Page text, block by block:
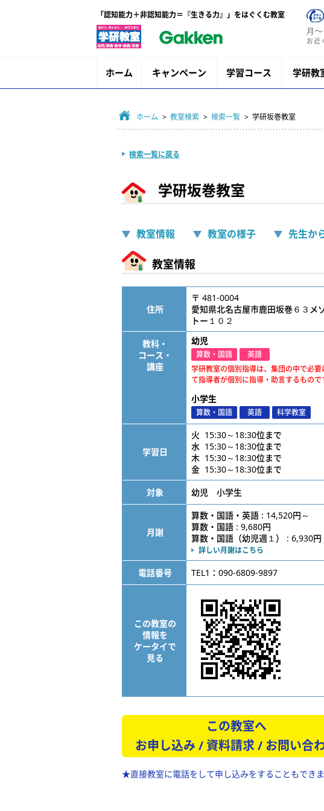
「認知能力＋非認知能力＝『生きる力』」をはぐくむ教室
月
お近
ホーム キャンペーン 学習コース 学研教
ホーム > 教室検索 > 検索一覧 > 学研坂巻教室
検索一覧に戻る
学研坂巻教室
教室情報 教室の様子 先生か
教室情報
住所
〒 481-0004
愛知県北名古屋市鹿田坂巻６３メ
トー１０２
教科・
コース・
講座
幼児
算数・国語
英語
学研教室の個別指導は、集団の中で必要
て指導者が個別に指導・助言するもので
小学生
算数・国語 英語 科学教室
学習日
火 15:30～18:30位まで
水 15:30～18:30位まで
木 15:30～18:30位まで
金 15:30～18:30位まで
対象
幼児 小学生
月謝
算数・国語・英語 : 14,520円～
算数・国語 : 9,680円
算数・国語（幼児週１） : 6,930円
詳しい月謝はこちら
電話番号 TEL1：090-6809-9897
この教室の
情報を
ケータイで
見る
この教室へ
お申し込み / 資料請求 / お問い合
★直接教室に電話をして申し込みをすることもできま